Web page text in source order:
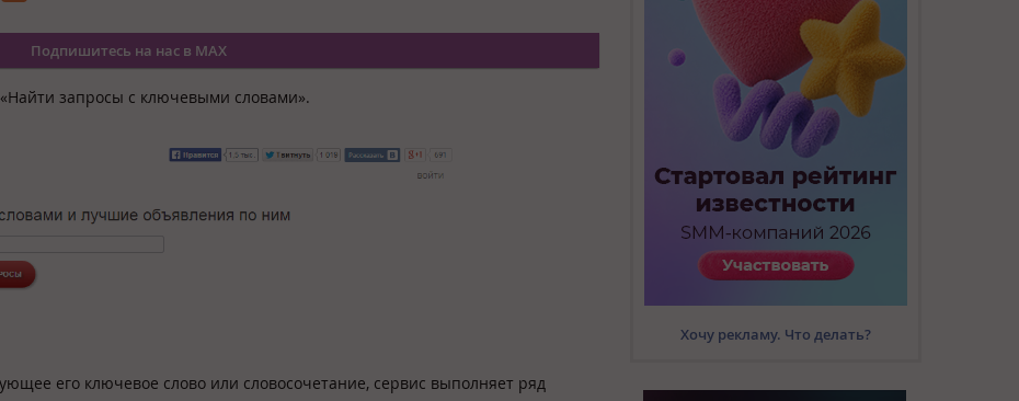
Подпишитесь на нас в MAX
запросы с ключевыми словами».
его ключевое слово или словосочетание, сервис выполняет ряд
Хочу рекламу. Что делать?